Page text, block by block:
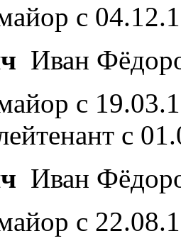
с
Иван
с
с
Иван
с